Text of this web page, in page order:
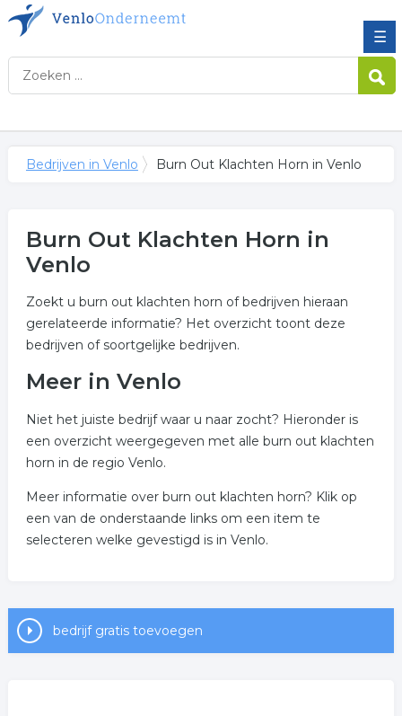
☰
Bedrijven in Venlo Burn Out Klachten Horn in Venlo
Burn Out Klachten Horn in
Venlo
Zoekt u burn out klachten horn of bedrijven hieraan
gerelateerde informatie? Het overzicht toont deze
bedrijven of soortgelijke bedrijven.
Meer in Venlo
Niet het juiste bedrijf waar u naar zocht? Hieronder is
een overzicht weergegeven met alle burn out klachten
horn in de regio Venlo.
Meer informatie over burn out klachten horn? Klik op
een van de onderstaande links om een item te
selecteren welke gevestigd is in Venlo.
bedrijf gratis toevoegen